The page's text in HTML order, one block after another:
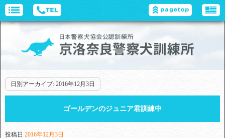
日別アーカイブ: 2016年12月3日
ゴールデンのジュニア君訓練中
投稿日 2016年12月3日